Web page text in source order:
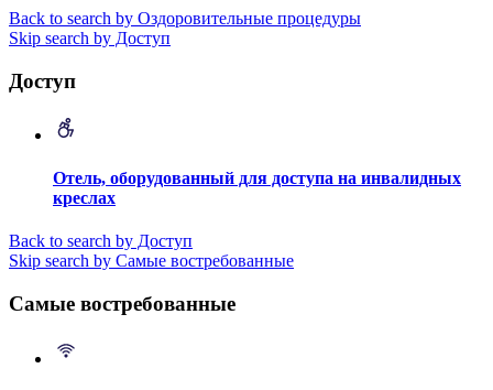
Back to search by Оздоровительные процедуры
Skip search by Доступ
Доступ
Отель, оборудованный для доступа на инвалидных
креслах
Back to search by Доступ
Skip search by Самые востребованные
Самые востребованные